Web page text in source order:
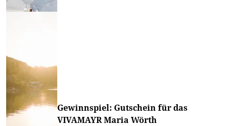
Gewinnspiel: Gutschein für das
VIVAMAYR Maria Wörth